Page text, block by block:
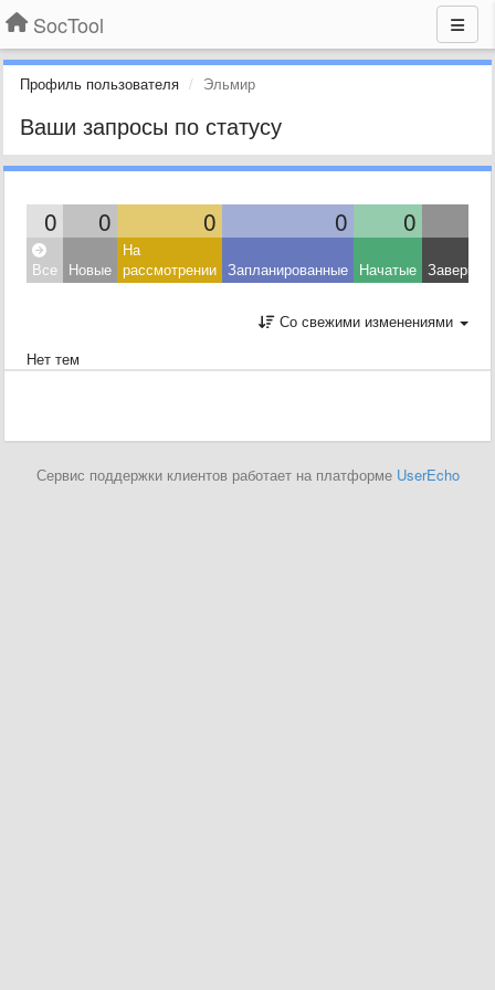
SocTool
Профиль пользователя Эльмир
Ваши запросы по статусу
0 0 0 0 0
Все Новые
На
рассмотрении Запланированные Начатые
Со свежими изменениями
Нет тем
Сервис поддержки клиентов работает на платформе UserEcho